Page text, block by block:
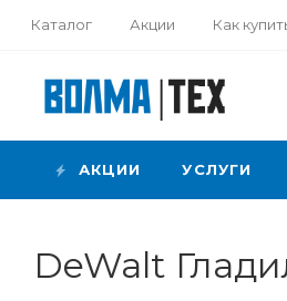
Каталог Акции Как
АКЦИИ УСЛУГИ
DeWalt